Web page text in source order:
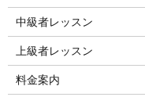
中級者レッスン
上級者レッスン
料金案内